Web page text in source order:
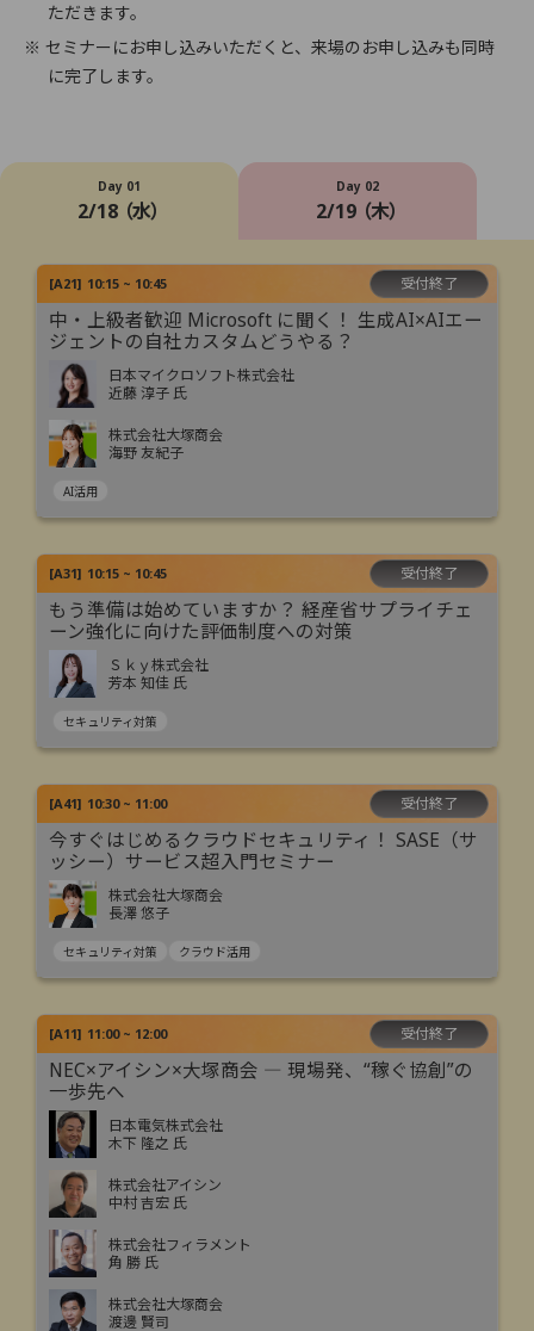
ただきます。
※ セミナーにお申し込みいただくと、来場のお申し込みも同時
に完了します。
Day 01
2/18 （水）
Day 02
2/19 （木）
[A21] 10:15 ~ 10:45 受付終了
中・上級者歓迎 Microsoft に聞く！ 生成AI×AIエー
ジェントの自社カスタムどうやる？
日本マイクロソフト株式会社
近藤 淳子 氏
株式会社大塚商会
海野 友紀子
AI活用
[A31] 10:15 ~ 10:45 受付終了
もう準備は始めていますか？ 経産省サプライチェ
ーン強化に向けた評価制度への対策
Ｓｋｙ株式会社
芳本 知佳 氏
セキュリティ対策
[A41] 10:30 ~ 11:00 受付終了
今すぐはじめるクラウドセキュリティ！ SASE（サ
ッシー）サービス超入門セミナー
株式会社大塚商会
長澤 悠子
セキュリティ対策 クラウド活用
[A11] 11:00 ~ 12:00 受付終了
NEC×アイシン×大塚商会 ― 現場発、“稼ぐ協創”の
一歩先へ
日本電気株式会社
木下 隆之 氏
株式会社アイシン
中村 吉宏 氏
株式会社フィラメント
角 勝 氏
株式会社大塚商会
渡邊 賢司